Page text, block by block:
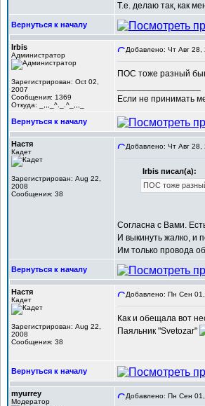
Т.е. делаю так, как
Вернуться к началу
Irbis
Администратор
Зарегистрирован: Oct 02,
2007
Сообщения: 1369
Откуда: _,,,_^._.^_,,,_
Добавлено: Чт Авг
ПОС тоже разный
Если не принимать
Вернуться к началу
Настя
Кадет
Зарегистрирован: Aug 22,
2008
Сообщения: 38
Добавлено: Чт Авг
Irbis писал(а):
ПОС тоже
Согласна с Вами.
И выкинуть жалко, и
Им только провода
Вернуться к началу
Настя
Кадет
Зарегистрирован: Aug 22,
2008
Сообщения: 38
Добавлено: Пн Сен
Как и обещала вот
Паяльник "Svetozar"
Вернуться к началу
myurrey
Модератор
Добавлено: Пн Сен